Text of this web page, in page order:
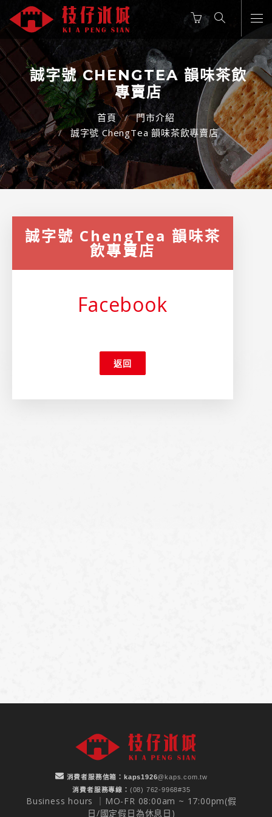
誠字號 CHENGTEA 韻味茶飲
專賣店
首頁
門市介紹
誠字號 ChengTea 韻味茶飲專賣店
誠字號 ChengTea 韻味茶
飲專賣店
Facebook
返回
消費者服務信箱： kaps1926@kaps.com.tw
消費者服務專線： (08) 762-9968#35
Business hours ｜MO-FR 08:00am ~ 17:00pm(假
日/國定假日為休息日)